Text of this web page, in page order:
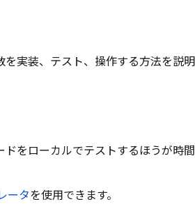
を実装、テスト、操作する方法を説
をローカルでテストするほうが時
ータを使用できます。